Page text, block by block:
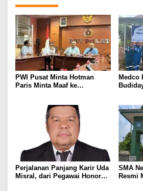
PWI Pusat Minta Hotman
Paris Minta Maaf ke
Medco
Perjalanan Panjang Karir Uda
Misral, dari Pegawai Honorer
SMA
Resmi